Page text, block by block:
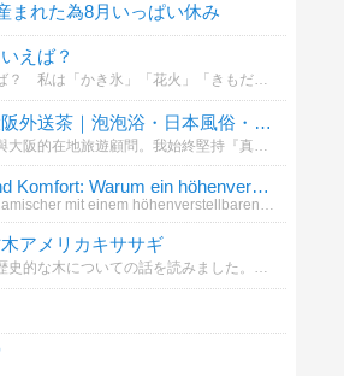
まれた為8月いっぱい休み
えば？
夏の風物詩いえば？ 私は「かき氷」「花火」「きもだめし」といったところです (^_^)v
桜乃｜東京大阪外送茶｜泡泡浴・日本風俗・上門服務LINE ID：3sk6 Tg： @Saku62 G
Ergonomie und Komfort: Warum ein höhenverstellbare
Arbeiten Sie dynamischer mit einem höhenverstellbaren Schreibtisch. Bewegung im Alltag wird unterstützt und Sicherheit g
アメリカキササギ
新宿御苑にある歴史的な木についての話を読みました。あなたはこの木の魅力をどう感じますか？